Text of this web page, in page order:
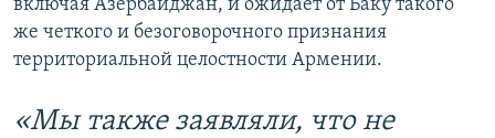
включая Азербайджан, и ожидает от Баку такого
же четкого и безоговорочного признания
территориальной целостности Армении.
«Мы также заявляли, что не